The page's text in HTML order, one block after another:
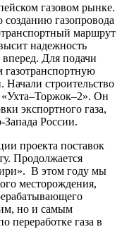
газовом рынке.
газопровода
маршрут
надежность
Для подачи
газотранспортную
Начали строительство
«Ухта–Торжок–2». Он
экспортного газа,
Запада России.
проекта поставок
Продолжается
В этом году мы
месторождения,
но и самым
переработке газа в